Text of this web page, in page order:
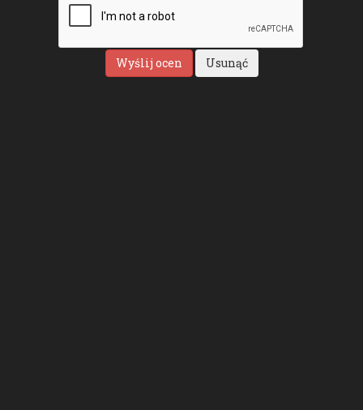
Wyślij ocen Usunąć